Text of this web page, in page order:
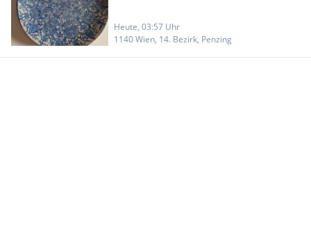
Heute, 03:57 Uhr
1140 Wien, 14. Bezirk, Penzing